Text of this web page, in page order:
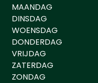
MAANDAG
DINSDAG
WOENSDAG
DONDERDAG
VRIJDAG
ZATERDAG
ZONDAG